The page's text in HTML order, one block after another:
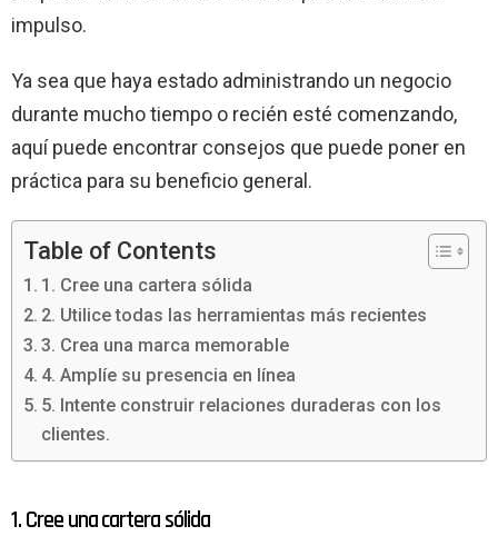
impulso.
Ya sea que haya estado administrando un negocio
durante mucho tiempo o recién esté comenzando,
aquí puede encontrar consejos que puede poner en
práctica para su beneficio general.
Table of Contents
1. Cree una cartera sólida
2. Utilice todas las herramientas más recientes
3. Crea una marca memorable
4. Amplíe su presencia en línea
5. Intente construir relaciones duraderas con los
clientes.
1. Cree una cartera sólida